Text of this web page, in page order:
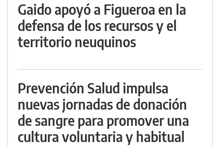
Gaido apoyó a Figueroa en la
defensa de los recursos y el
territorio neuquinos
Prevención Salud impulsa
nuevas jornadas de donación
de sangre para promover una
cultura voluntaria y habitual